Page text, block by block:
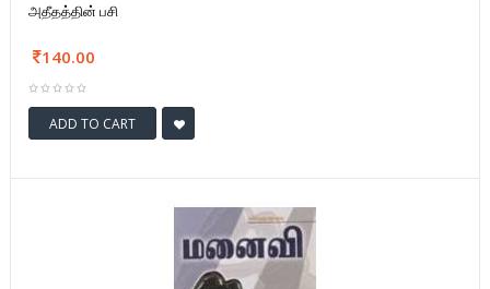
அதீதத்தின் பசி
140.00
ADD TO CART